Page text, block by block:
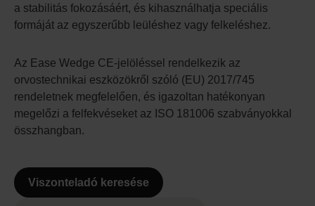
a stabilitás fokozásáért, és kihasználhatja speciális
formáját az egyszerűbb leüléshez vagy felkeléshez.
Az Ease Wedge CE-jelöléssel rendelkezik az
orvostechnikai eszközökről szóló (EU) 2017/745
rendeletnek megfelelően, és igazoltan hatékonyan
megelőzi a felfekvéseket az ISO 181006 szabványokkal
összhangban.
Viszonteladó keresése